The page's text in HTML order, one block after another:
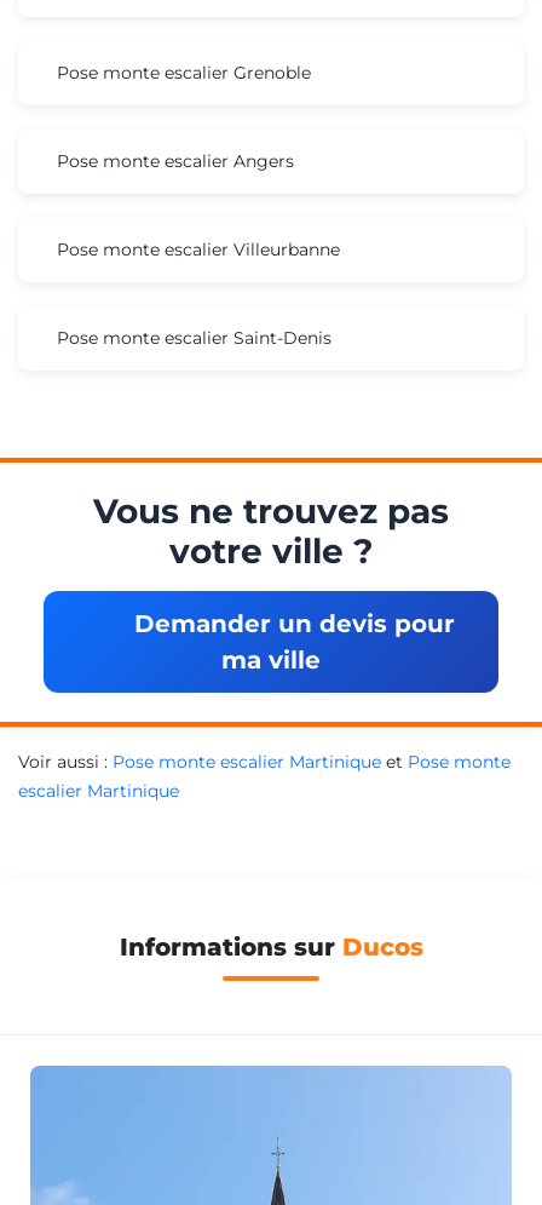
Pose monte escalier Grenoble
Pose monte escalier Angers
Pose monte escalier Villeurbanne
Pose monte escalier Saint-Denis
Vous ne trouvez pas
votre ville ?
Demander un devis pour
ma ville
Voir aussi : Pose monte escalier Martinique et Pose monte
escalier Martinique
Informations sur Ducos